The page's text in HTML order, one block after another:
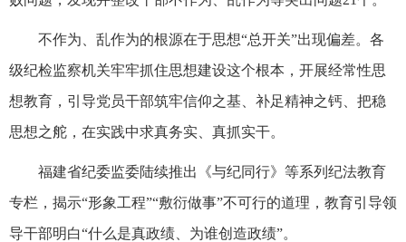
不作为、乱作为的根源在于思想“总开关”出现偏差。各
级纪检监察机关牢牢抓住思想建设这个根本，开展经常性思
想教育，引导党员干部筑牢信仰之基、补足精神之钙、把稳
思想之舵，在实践中求真务实、真抓实干。
福建省纪委监委陆续推出《与纪同行》等系列纪法教育
专栏，揭示“形象工程”“敷衍做事”不可行的道理，教育引导领
导干部明白“什么是真政绩、为谁创造政绩”。